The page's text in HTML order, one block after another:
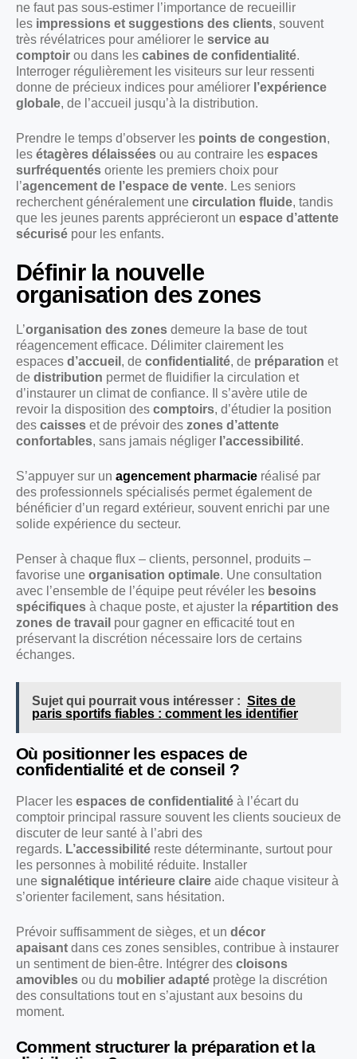
ne faut pas sous-estimer l’importance de recueillir
les impressions et suggestions des clients, souvent
très révélatrices pour améliorer le service au
comptoir ou dans les cabines de confidentialité.
Interroger régulièrement les visiteurs sur leur ressenti
donne de précieux indices pour améliorer l’expérience
globale, de l’accueil jusqu’à la distribution.
Prendre le temps d’observer les points de congestion,
les étagères délaissées ou au contraire les espaces
surfréquentés oriente les premiers choix pour
l’agencement de l’espace de vente. Les seniors
recherchent généralement une circulation fluide, tandis
que les jeunes parents apprécieront un espace d’attente
sécurisé pour les enfants.
Définir la nouvelle
organisation des zones
L’organisation des zones demeure la base de tout
réagencement efficace. Délimiter clairement les
espaces d’accueil , de confidentialité, de préparation et
de distribution permet de fluidifier la circulation et
d’instaurer un climat de confiance. Il s’avère utile de
revoir la disposition des comptoirs, d’étudier la position
des caisses et de prévoir des zones d’attente
confortables, sans jamais négliger l’accessibilité.
S’appuyer sur un agencement pharmacie réalisé par
des professionnels spécialisés permet également de
bénéficier d’un regard extérieur, souvent enrichi par une
solide expérience du secteur.
Penser à chaque flux – clients, personnel, produits –
favorise une organisation optimale. Une consultation
avec l’ensemble de l’équipe peut révéler les besoins
spécifiques à chaque poste, et ajuster la répartition des
zones de travail pour gagner en efficacité tout en
préservant la discrétion nécessaire lors de certains
échanges.
Sujet qui pourrait vous intéresser : Sites de
paris sportifs fiables : comment les identifier
Où positionner les espaces de
confidentialité et de conseil ?
Placer les espaces de confidentialité à l’écart du
comptoir principal rassure souvent les clients soucieux de
discuter de leur santé à l’abri des
regards. L’accessibilité reste déterminante, surtout pour
les personnes à mobilité réduite. Installer
une signalétique intérieure claire aide chaque visiteur à
s’orienter facilement, sans hésitation.
Prévoir suffisamment de sièges, et un décor
apaisant dans ces zones sensibles, contribue à instaurer
un sentiment de bien-être. Intégrer des cloisons
amovibles ou du mobilier adapté protège la discrétion
des consultations tout en s’ajustant aux besoins du
moment.
Comment structurer la préparation et la